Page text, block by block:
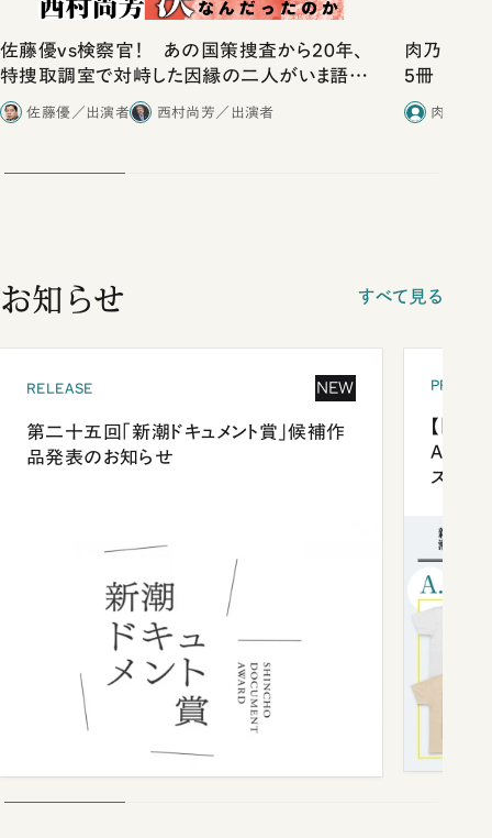
佐藤優vs検察官！ あの国策捜査から20年、
特捜取調室で対峙した因縁の二人がいま語り
合ったこと
佐藤優／出演者 西村尚芳／出演者
肉乃小路
5冊
肉乃小路
お知らせ すべて見る
RELEASE NEW
第二十五回「新潮ドキュメント賞」候補作
品発表のお知らせ
【「新
ズプレ